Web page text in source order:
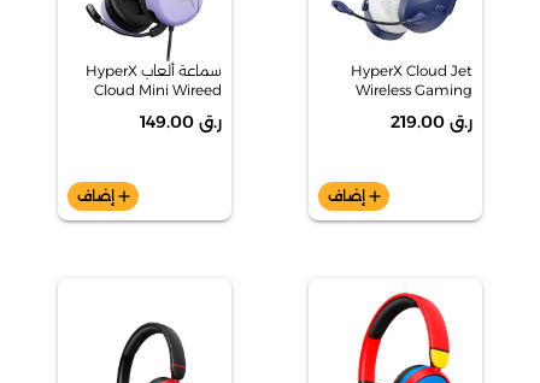
HyperX Cloud Jet
Wireless Gaming
AM7A0AA
ر.ق 219.00
add إضاف
سماعة ألعاب HyperX
Cloud Mini Wireed
7G8F5AA
ر.ق 149.00
add إضاف